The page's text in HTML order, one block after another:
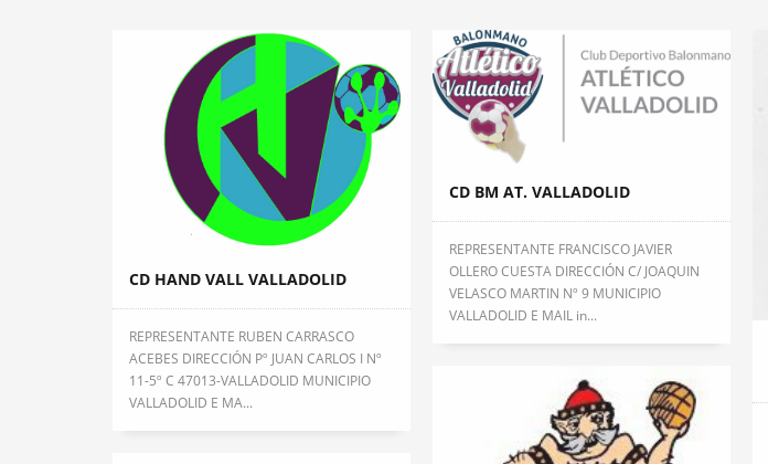
CD HAND VALL VALLADOLID
REPRESENTANTE RUBEN CARRASCO
ACEBES DIRECCIÓN Pº JUAN CARLOS I Nº
11-5º C 47013-VALLADOLID MUNICIPIO
VALLADOLID E MA...
CD BM AT. VALLADOLID
REPRESENTANTE FRANCISCO JAVIER
OLLERO CUESTA DIRECCIÓN C/ JOAQUIN
VELASCO MARTIN Nº 9 MUNICIPIO
VALLADOLID E MAIL in...